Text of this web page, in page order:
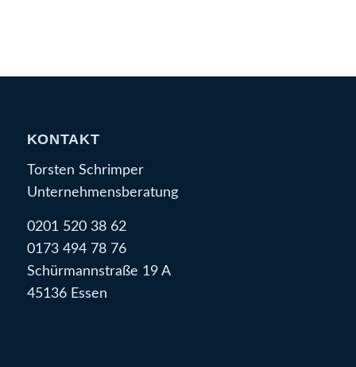
KONTAKT
Torsten Schrimper
Unternehmensberatung
0201 520 38 62
0173 494 78 76
Schürmannstraße 19 A
45136 Essen